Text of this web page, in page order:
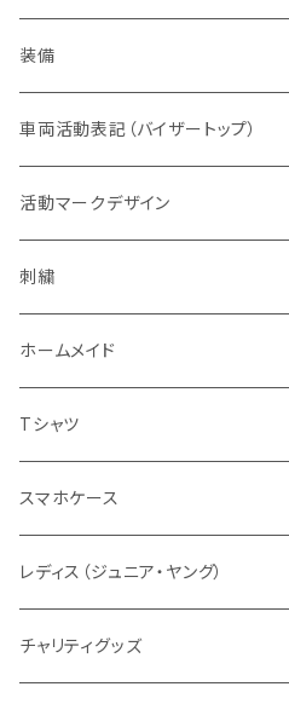
黄色系
キャップ・帽子
ベージュ系
バッジ
パッチ（ワッペン）
キャップ・帽子
取扱権利（販売など）
オフィスウエア
パブ衣装
ナイトウエア
ステージ衣装
スポーツウエア
レディス対応（メンズサイズダウン）
レディスシルエット
ドライウエア
メンズ
ベスト
帽子
ベルト
バッグ
ポーチ
ブーツ
ソックス
パッド
BDU
装備
ヘルメット
デルタブランド
乗車型
タクティカル
コンパクト
キャップ
刺繍
シルク印刷
フェイスマスク
メガネ
ショール
腕のガード
メーカー取り寄せ
セット販売
パッド
タクティカル
ベルト
車両活動表記（バイザートップ）
緊急時表示
警戒表示
オリジナル
通信
支援
情報
自警団
活動マークデザイン
活動チームマーク
刺繍
ホームメイド
エスコートエンジェル
セット
ガンスタンド
Tシャツ
オールジャパンコールサイン
レスキューオレンジ
民間防災
スマホケース
消防
警察
レディス（ジュニア・ヤング）
ユニフォーム
チャリティグッズ